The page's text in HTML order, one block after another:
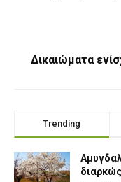
Δικαιώματα
Trending